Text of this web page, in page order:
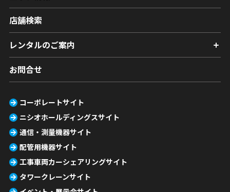
店舗検索
レンタルのご案内
お問合せ
コーポレートサイト
ニシオホールディングスサイト
通信・測量機器サイト
配管用機器サイト
工事車両カーシェアリングサイト
タワークレーンサイト